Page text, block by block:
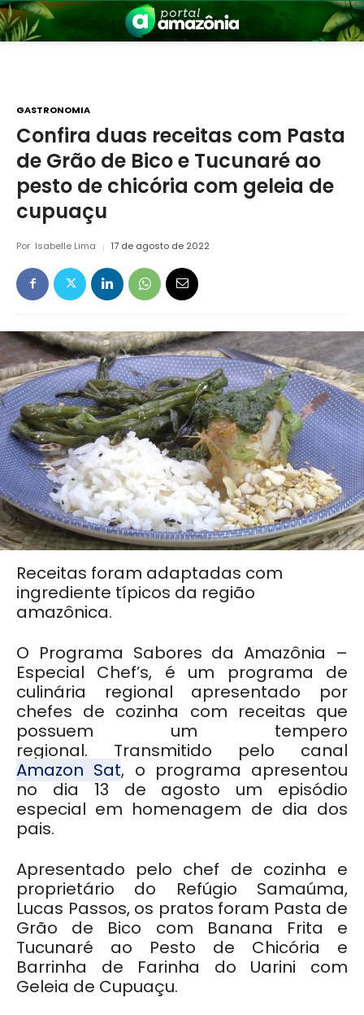
Amazônia
GASTRONOMIA
Confira duas receitas com Pasta
de Grão de Bico e Tucunaré ao
pesto de chicória com geleia de
cupuaçu
Por Isabelle Lima 17 de agosto de 2022
Receitas foram adaptadas com
ingrediente típicos da região
amazônica.
O Programa Sabores da Amazônia –
Especial Chef’s, é um programa de
culinária regional apresentado por
chefes de cozinha com receitas que
possuem um tempero
regional. Transmitido pelo canal
Amazon Sat, o programa apresentou
no dia 13 de agosto um episódio
especial em homenagem de dia dos
pais.
Apresentado pelo chef de cozinha e
proprietário do Refúgio Samaúma,
Lucas Passos, os pratos foram Pasta de
Grão de Bico com Banana Frita e
Tucunaré ao Pesto de Chicória e
Barrinha de Farinha do Uarini com
Geleia de Cupuaçu.